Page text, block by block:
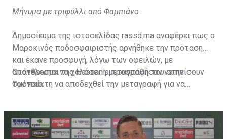
Μήνυμα με τριφύλλι από Φαμπιάνο
Δημοσίευμα της ιστοσελίδας rassd.ma αναφέρει πως ο
Μαροκινός ποδοσφαιριστής αρνήθηκε την πρόταση
και έκανε προσφυγή, λόγω των οφειλών, με
αποτέλεσμα να χαλάσει η μεταγραφή του στην
Ομόνοια.
Οι άνθρωποι της Hassania προσπάθησαν να πείσουν
τον παίκτη να αποδεχθεί την μεταγραφή για να
να λύσει το συμβόλαιό του, ώστε να μετακομίσει
ελεύθερα σε οποιαδήποτε νέα ομάδα το τρέχον